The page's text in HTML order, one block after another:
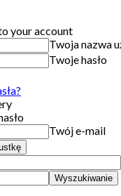
your account
Twoja nazwa
Twoje hasło
Twój e-mail